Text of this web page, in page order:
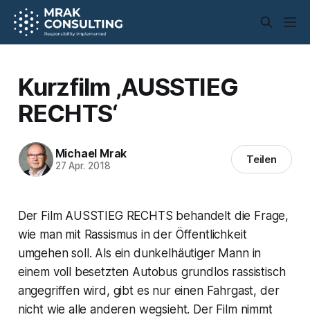
Kurzfilm ‚AUSSTIEG
RECHTS‘
Michael Mrak
27 Apr. 2018 Teilen
Der Film AUSSTIEG RECHTS behandelt die Frage,
wie man mit Rassismus in der Öffentlichkeit
umgehen soll. Als ein dunkelhäutiger Mann in
einem voll besetzten Autobus grundlos rassistisch
angegriffen wird, gibt es nur einen Fahrgast, der
nicht wie alle anderen wegsieht. Der Film nimmt